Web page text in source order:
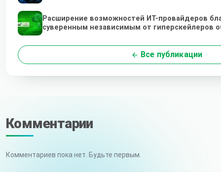
Расширение возможностей ИТ-провайдеров
суверенным независимым от гиперскейлеров
Все публикации
Комментарии
Комментариев пока нет. Будьте первым.